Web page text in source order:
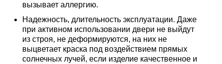
вызывает аллергию.
Надежность, длительность эксплуатации. Даже
при активном использовании двери не выйдут
из строя, не деформируются, на них не
выцветает краска под воздействием прямых
солнечных лучей, если изделие качественное и